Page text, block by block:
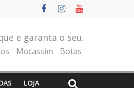
e garanta o seu.
Mocassim Botas
LOJA